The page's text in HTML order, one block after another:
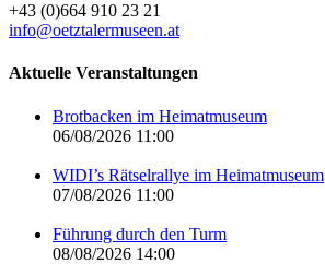
+43 (0)664 910 23 21
info@oetztalermuseen.at
Aktuelle Veranstaltungen
Brotbacken im Heimatmuseum
06/08/2026 11:00
WIDI’s Rätselrallye im Heimatmuseum
07/08/2026 11:00
Führung durch den Turm
08/08/2026 14:00